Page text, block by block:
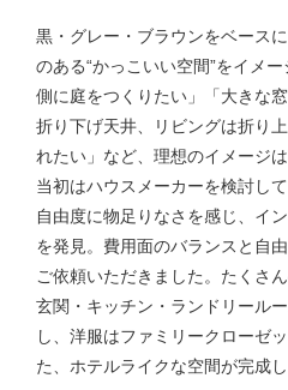
黒・グレー・ブラウンをベース
のある“かっこいい空間”をイメ
側に庭をつくりたい」「大きな
折り下げ天井、リビングは折り
れたい」など、理想のイメージは
当初はハウスメーカーを検討し
自由度に物足りなさを感じ、イ
を発見。費用面のバランスと自
ご依頼いただきました。たくさ
玄関・キッチン・ランドリール
し、洋服はファミリークローゼ
た、ホテルライクな空間が完成し